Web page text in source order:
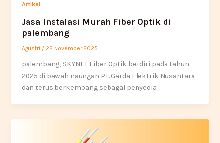
Artikel
Jasa Instalasi Murah Fiber Optik di
palembang
Agustri / 22 November 2025
palembang, SKYNET Fiber Optik berdiri pada tahun
2025 di bawah naungan PT. Garda Elektrik Nusantara
dan terus berkembang sebagai penyedia